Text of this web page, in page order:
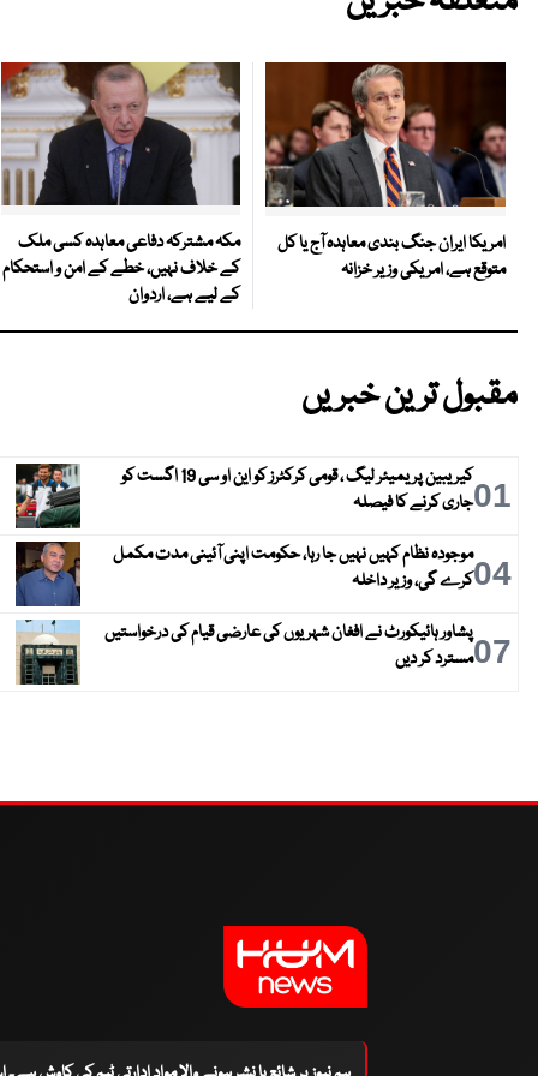
امریکا ایران جنگ بندی معاہدہ آج یا کل
متوقع ہے، امریکی وزیر خزانہ
مکہ مشترکہ دفاعی معاہدہ کسی ملک
کے خلاف نہیں، خطے کے امن و استحکام
کے لیے ہے، اردوان
مقبول ترین خبریں
01
کیریبین پریمیئر لیگ ، قومی کرکٹرز کو این او سی 19 اگست کو
جاری کرنے کا فیصلہ
04موجودہ نظام کہیں نہیں جا رہا، حکومت اپنی آئینی مدت مکمل
کرے گی، وزیر داخلہ
07پشاور ہائیکورٹ نے افغان شہریوں کی عارضی قیام کی درخواستیں
مسترد کر دیں